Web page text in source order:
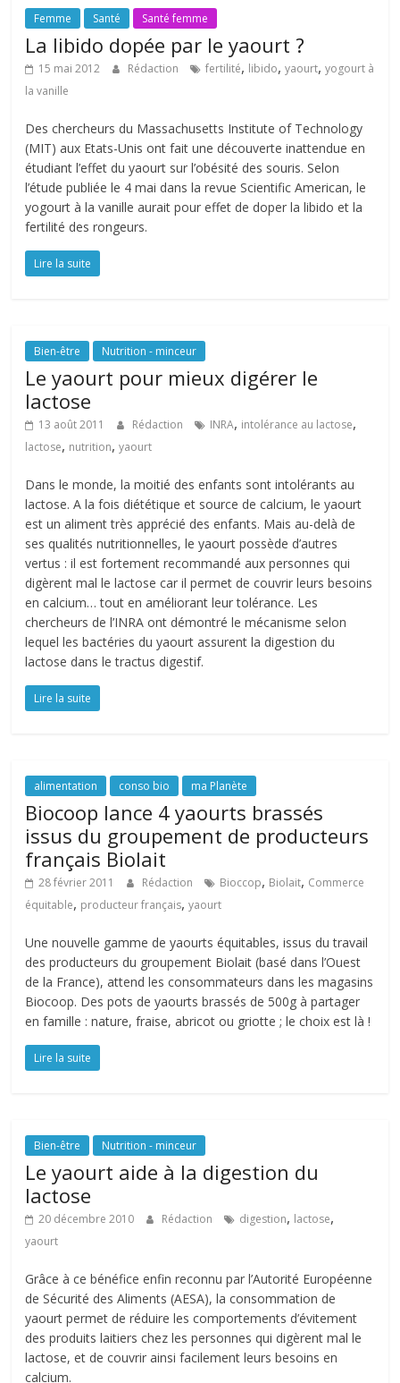
Femme Santé Santé femme
La libido dopée par le yaourt ?
15 mai 2012 Rédaction fertilité, libido,yaourt,yogourt à
la vanille
Des chercheurs du Massachusetts Institute of Technology
(MIT) aux Etats-Unis ont fait une découverte inattendue en
étudiant l’effet du yaourt sur l’obésité des souris. Selon
l’étude publiée le 4 mai dans la revue Scientific American, le
yogourt à la vanille aurait pour effet de doper la libido et la
fertilité des rongeurs.
Lire la suite
Bien-être Nutrition - minceur
Le yaourt pour mieux digérer le
lactose
13 août 2011 Rédaction INRA, intolérance au lactose,
lactose, nutrition,yaourt
Dans le monde, la moitié des enfants sont intolérants au
lactose. A la fois diététique et source de calcium, le yaourt
est un aliment très apprécié des enfants. Mais au-delà de
ses qualités nutritionnelles, le yaourt possède d’autres
vertus : il est fortement recommandé aux personnes qui
digèrent mal le lactose car il permet de couvrir leurs besoins
en calcium… tout en améliorant leur tolérance. Les
chercheurs de l’INRA ont démontré le mécanisme selon
lequel les bactéries du yaourt assurent la digestion du
lactose dans le tractus digestif.
Lire la suite
alimentation conso bio ma Planète
Biocoop lance 4 yaourts brassés
issus du groupement de producteurs
français Biolait
28 février 2011 Rédaction Bioccop, Biolait, Commerce
équitable, producteur français,yaourt
Une nouvelle gamme de yaourts équitables, issus du travail
des producteurs du groupement Biolait (basé dans l’Ouest
de la France), attend les consommateurs dans les magasins
Biocoop. Des pots de yaourts brassés de 500g à partager
en famille : nature, fraise, abricot ou griotte ; le choix est là !
Lire la suite
Bien-être Nutrition - minceur
Le yaourt aide à la digestion du
lactose
20 décembre 2010 Rédaction digestion, lactose,
yaourt
Grâce à ce bénéfice enfin reconnu par l’Autorité Européenne
de Sécurité des Aliments (AESA), la consommation de
yaourt permet de réduire les comportements d’évitement
des produits laitiers chez les personnes qui digèrent mal le
lactose, et de couvrir ainsi facilement leurs besoins en
calcium.